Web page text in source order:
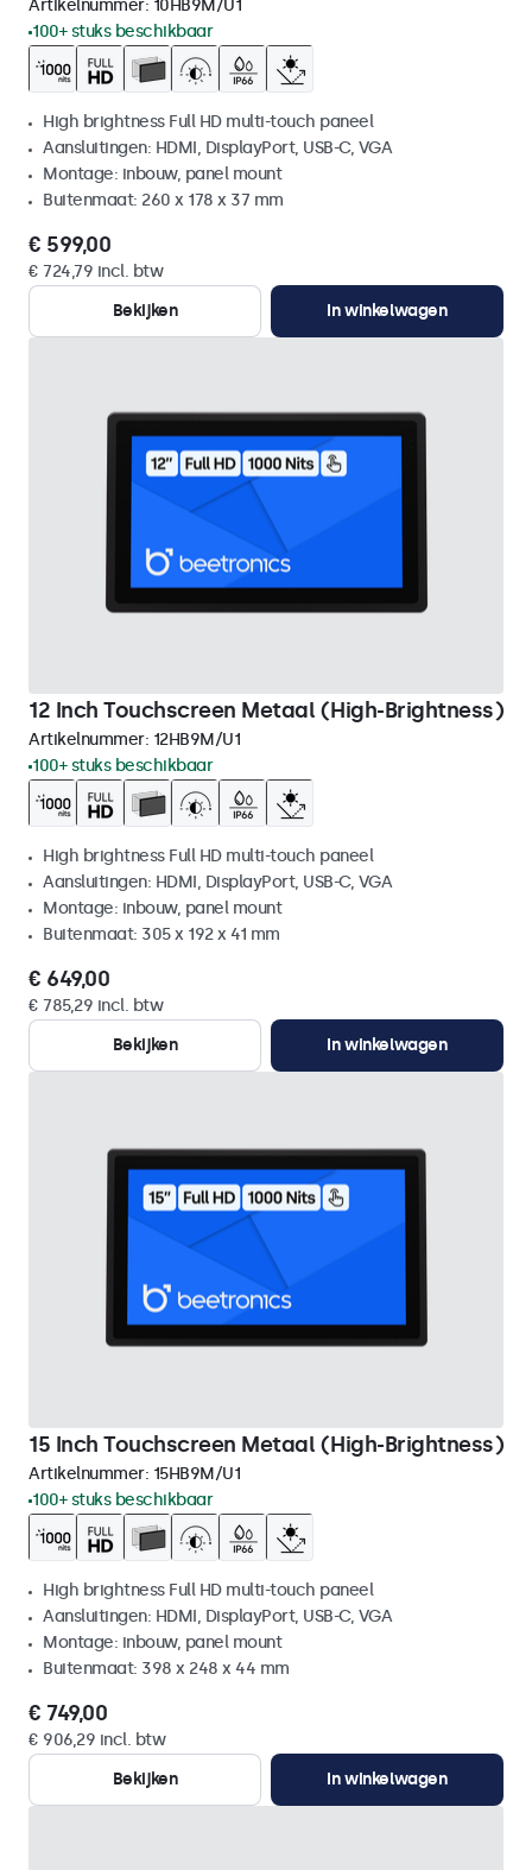
Artikelnummer: 10HB9M/U1
100+ stuks beschikbaar
High brightness Full HD multi-touch paneel
Aansluitingen: HDMI, DisplayPort, USB-C, VGA
Montage: inbouw, panel mount
Buitenmaat: 260 x 178 x 37 mm
€ 599,00
€ 724,79 incl. btw
Bekijken
In winkelwagen
12 Inch Touchscreen Metaal (High-Brightness)
Artikelnummer: 12HB9M/U1
100+ stuks beschikbaar
High brightness Full HD multi-touch paneel
Aansluitingen: HDMI, DisplayPort, USB-C, VGA
Montage: inbouw, panel mount
Buitenmaat: 305 x 192 x 41 mm
€ 649,00
€ 785,29 incl. btw
Bekijken
In winkelwagen
15 Inch Touchscreen Metaal (High-Brightness)
Artikelnummer: 15HB9M/U1
100+ stuks beschikbaar
High brightness Full HD multi-touch paneel
Aansluitingen: HDMI, DisplayPort, USB-C, VGA
Montage: inbouw, panel mount
Buitenmaat: 398 x 248 x 44 mm
€ 749,00
€ 906,29 incl. btw
Bekijken
In winkelwagen